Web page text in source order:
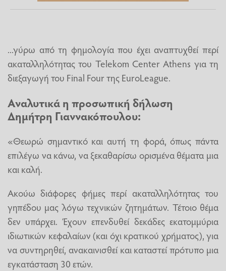
...γύρω από τη φημολογία που έχει αναπτυχθεί περί
ακαταλληλότητας του Telekom Center Athens για τη
διεξαγωγή του Final Four της EuroLeague.
Αναλυτικά η προσωπική δήλωση
Δημήτρη Γιαννακόπουλου:
«Θεωρώ σημαντικό και αυτή τη φορά, όπως πάντα
επιλέγω να κάνω, να ξεκαθαρίσω ορισμένα θέματα μια
και καλή.
Ακούω διάφορες φήμες περί ακαταλληλότητας του
γηπέδου μας λόγω τεχνικών ζητημάτων. Τέτοιο θέμα
δεν υπάρχει. Έχουν επενδυθεί δεκάδες εκατομμύρια
ιδιωτικών κεφαλαίων (και όχι κρατικού χρήματος), για
να συντηρηθεί, ανακαινισθεί και καταστεί πρότυπο μια
εγκατάσταση 30 ετών.